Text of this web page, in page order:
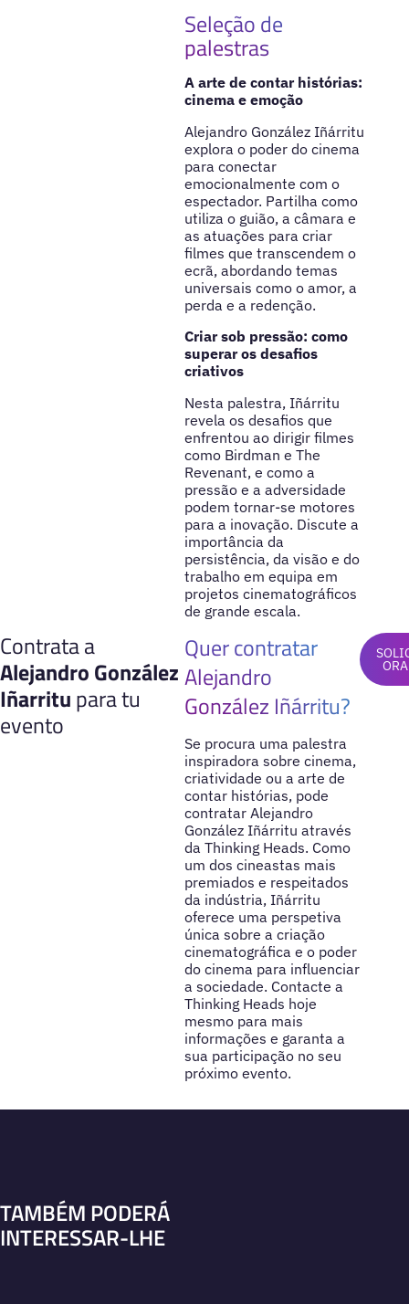
Seleção de
palestras
A arte de contar histórias:
cinema e emoção
Alejandro González Iñárritu
explora o poder do cinema
para conectar
emocionalmente com o
espectador. Partilha como
utiliza o guião, a câmara e
as atuações para criar
filmes que transcendem o
ecrã, abordando temas
universais como o amor, a
perda e a redenção.
Criar sob pressão: como
superar os desafios
criativos
Nesta palestra, Iñárritu
revela os desafios que
enfrentou ao dirigir filmes
como Birdman e The
Revenant, e como a
pressão e a adversidade
podem tornar-se motores
para a inovação. Discute a
importância da
persistência, da visão e do
trabalho em equipa em
projetos cinematográficos
de grande escala.
Contrata a
Alejandro González
Iñarritupara tu
evento
Quer contratar
Alejandro
González Iñárritu?
Se procura uma palestra
inspiradora sobre cinema,
criatividade ou a arte de
contar histórias, pode
contratar Alejandro
González Iñárritu através
da Thinking Heads. Como
um dos cineastas mais
premiados e respeitados
da indústria, Iñárritu
oferece uma perspetiva
única sobre a criação
cinematográfica e o poder
do cinema para influenciar
a sociedade. Contacte a
Thinking Heads hoje
mesmo para mais
informações e garanta a
sua participação no seu
próximo evento.
TAMBÉM PODERÁ
INTERESSAR-LHE